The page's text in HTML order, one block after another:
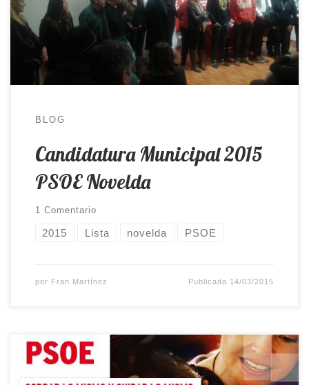
que concurrirá en las próximas Elecciones
Municipales del 24 de mayo el PSOE de Novelda.
La Asamblea transcurrió con total normalidad […]
BLOG
Candidatura Municipal 2015
PSOE Novelda
1 Comentario
2015 Lista novelda PSOE
por Fran Martínez Publicada 14/03/2015
Cobrar lo mismo y cuidar lo mismo Quiero